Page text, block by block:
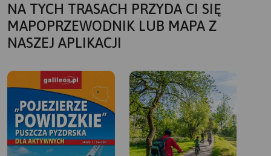
NA TYCH TRASACH PRZYDA CI SIĘ
MAPOPRZEWODNIK LUB MAPA Z
NASZEJ APLIKACJI